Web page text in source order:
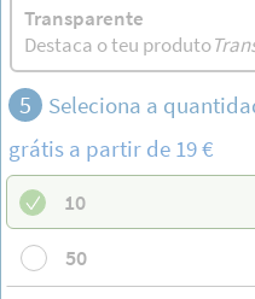
Transparente
Destaca o teu produto
5 Seleciona a
grátis a partir de 19 €
10
50